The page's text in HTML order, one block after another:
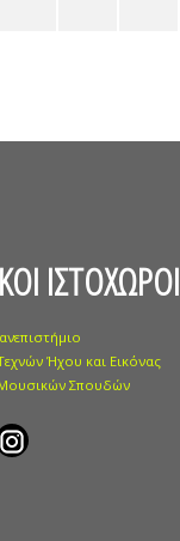
ΙΣΤΟΧΩΡΟΙ
Ήχου και Εικόνας
Σπουδών